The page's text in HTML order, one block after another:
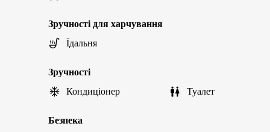
Зручності для харчування
Їдальня
Зручності
Кондиціонер
Туалет
Безпека